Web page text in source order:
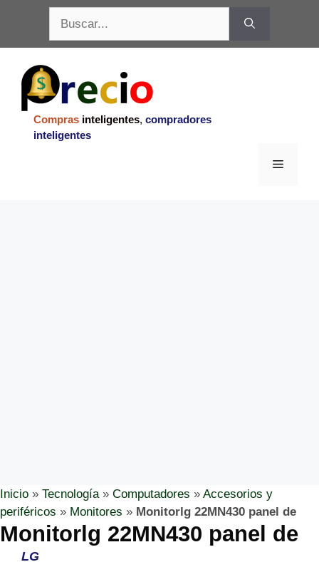
contenido
Compras inteligentes, compradores
inteligentes
Menu
Inicio » Tecnología» Computadores » Accesorios y
periféricos » Monitores » Monitorlg 22MN430 panel de
Monitorlg 22MN430 panel de
LG